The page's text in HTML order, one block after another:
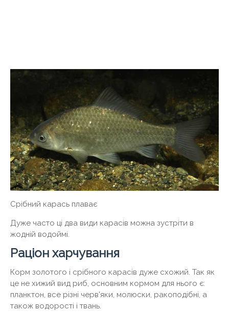
Срібний карась плаває
Дуже часто ці два види карасів можна зустріти в
жодній водоймі.
Раціон харчування
Корм золотого і срібного карасів дуже схожий. Так як
це не хижий вид риб, основним кормом для нього є:
планктон, все різні черв'яки, молюски, ракоподібні, а
також водорості і твань.